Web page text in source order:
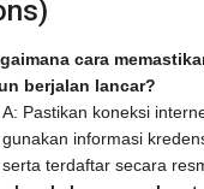
cara
berjalan lancar?
A: Pastikan koneksi
gunakan informasi
serta terdaftar secara